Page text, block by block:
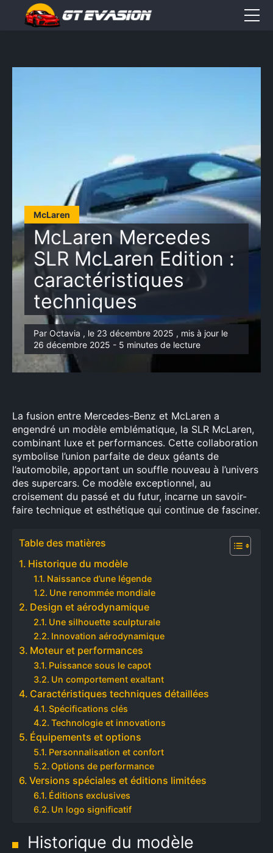
McLaren
McLaren Mercedes
SLR McLaren Edition :
caractéristiques
techniques
Par Octavia , le 23 décembre 2025 , mis à jour le
26 décembre 2025 - 5 minutes de lecture
La fusion entre Mercedes-Benz et McLaren a
engendré un modèle emblématique, la SLR McLaren,
combinant luxe et performances. Cette collaboration
symbolise l’union parfaite de deux géants de
l’automobile, apportant un souffle nouveau à l’univers
des supercars. Ce modèle exceptionnel, au
croisement du passé et du futur, incarne un savoir-
faire technique et esthétique qui continue de fasciner.
Table des matières
Historique du modèle
Naissance d’une légende
Une renommée mondiale
Design et aérodynamique
Une silhouette sculpturale
Innovation aérodynamique
Moteur et performances
Puissance sous le capot
Un comportement exaltant
Caractéristiques techniques détaillées
Spécifications clés
Technologie et innovations
Équipements et options
Personnalisation et confort
Options de performance
Versions spéciales et éditions limitées
Éditions exclusives
Un logo significatif
Historique du modèle
Sorties
de
menu
de
menu
de
menu